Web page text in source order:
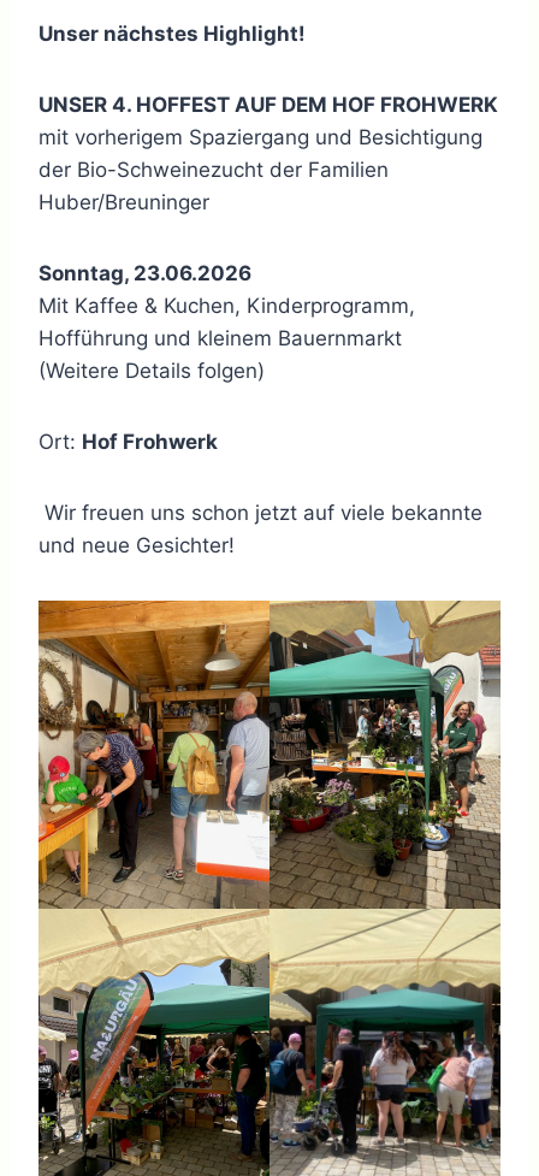
Unser nächstes Highlight!
UNSER 4. HOFFEST AUF DEM HOF FROHWERK
mit vorherigem Spaziergang und Besichtigung
der Bio-Schweinezucht der Familien
Huber/Breuninger
Sonntag, 23.06.2026
Mit Kaffee & Kuchen, Kinderprogramm,
Hofführung und kleinem Bauernmarkt
(Weitere Details folgen)
Ort: Hof Frohwerk
Wir freuen uns schon jetzt auf viele bekannte
und neue Gesichter!